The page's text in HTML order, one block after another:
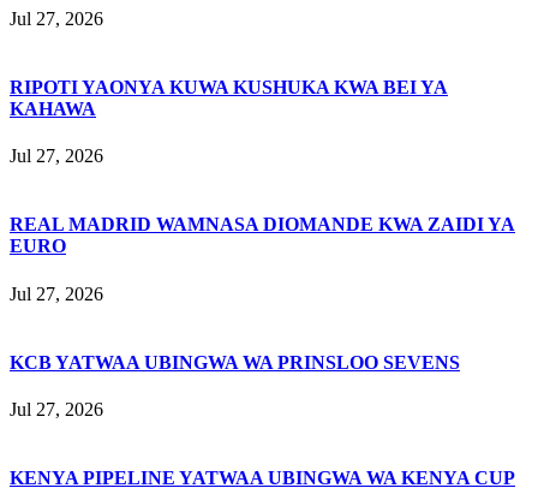
Jul 27, 2026
RIPOTI YAONYA KUWA KUSHUKA KWA BEI YA
KAHAWA
Jul 27, 2026
REAL MADRID WAMNASA DIOMANDE KWA ZAIDI YA
EURO
Jul 27, 2026
KCB YATWAA UBINGWA WA PRINSLOO SEVENS
Jul 27, 2026
KENYA PIPELINE YATWAA UBINGWA WA KENYA CUP